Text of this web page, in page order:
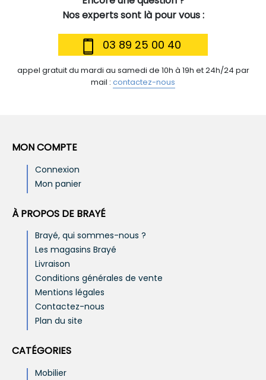
Nos experts sont là pour vous :
03 89 25 00 40
appel gratuit du mardi au samedi de 10h à 19h et 24h/24 par
mail : contactez-nous
MON COMPTE
Connexion
Mon panier
À PROPOS DE BRAYÉ
Brayé, qui sommes-nous ?
Les magasins Brayé
Livraison
Conditions générales de vente
Mentions légales
Contactez-nous
Plan du site
CATÉGORIES
Mobilier